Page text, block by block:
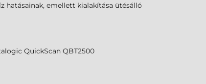
hatásainak, emellett kialakítása ütésálló
QuickScan QBT2500